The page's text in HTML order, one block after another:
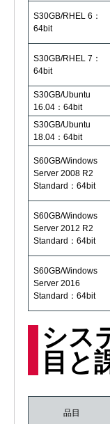
S30GB/RHEL 6：
64bit
S30GB/RHEL 7：
64bit
S30GB/Ubuntu
16.04：64bit
S30GB/Ubuntu
18.04：64bit
S60GB/Windows
Server 2008 R2
Standard：64bit
S60GB/Windows
Server 2012 R2
Standard：64bit
S60GB/Windows
Server 2016
Standard：64bit
シス
目と
品目